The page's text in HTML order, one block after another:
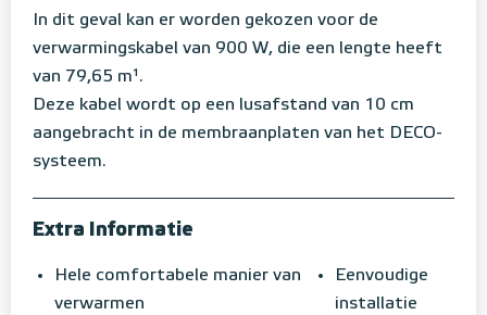
In dit geval kan er worden gekozen voor de
verwarmingskabel van 900 W, die een lengte heeft
van 79,65 m¹.
Deze kabel wordt op een lusafstand van 10 cm
aangebracht in de membraanplaten van het DECO-
systeem.
Extra Informatie
Hele comfortabele manier van
verwarmen
Eenvoudige
installatie